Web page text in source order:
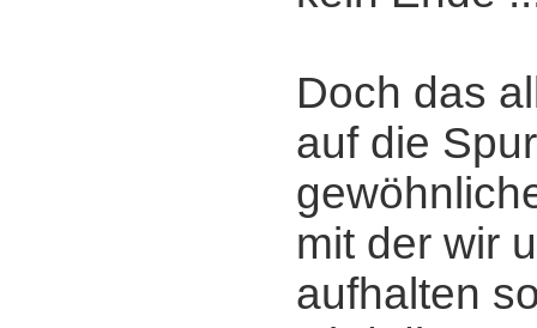
Doch das
auf die
mit der wir
aufhalten